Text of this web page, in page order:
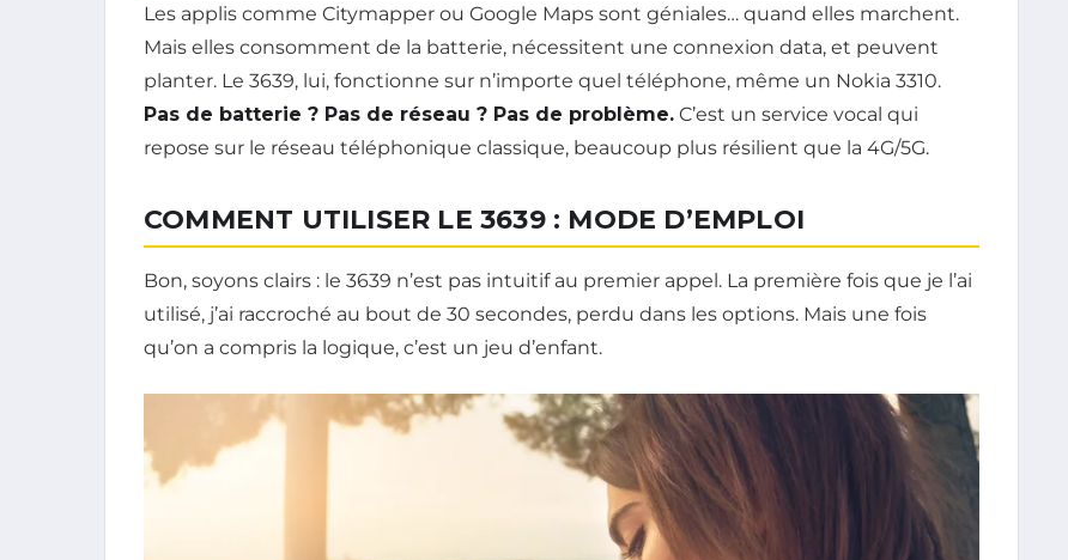
Les applis comme Citymapper ou Google Maps sont géniales… quand elles marchent.
Mais elles consomment de la batterie, nécessitent une connexion data, et peuvent
planter. Le 3639, lui, fonctionne sur n’importe quel téléphone, même un Nokia 3310.
Pas de batterie ? Pas de réseau ? Pas de problème. C’est un service vocal qui
repose sur le réseau téléphonique classique, beaucoup plus résilient que la 4G/5G.
COMMENT UTILISER LE 3639 : MODE D’EMPLOI
Bon, soyons clairs : le 3639 n’est pas intuitif au premier appel. La première fois que je l’ai
utilisé, j’ai raccroché au bout de 30 secondes, perdu dans les options. Mais une fois
qu’on a compris la logique, c’est un jeu d’enfant.